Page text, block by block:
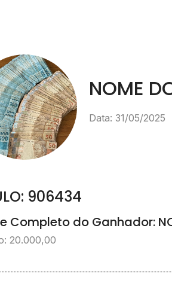
NOME
Data: 31/05/2025
906434
Completo do Ganhador:
20.000,00